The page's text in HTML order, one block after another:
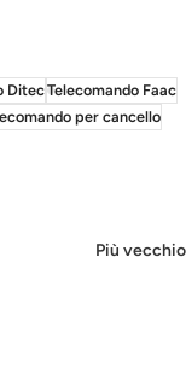
DitecTelecomando Faac
per cancello
Più vecchio